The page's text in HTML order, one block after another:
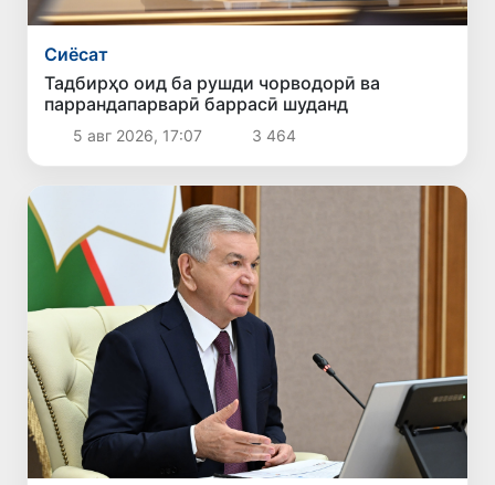
Сиёсат
Тадбирҳо оид ба рушди чорводорӣ ва
паррандапарварӣ баррасӣ шуданд
5 авг 2026, 17:07 3 464